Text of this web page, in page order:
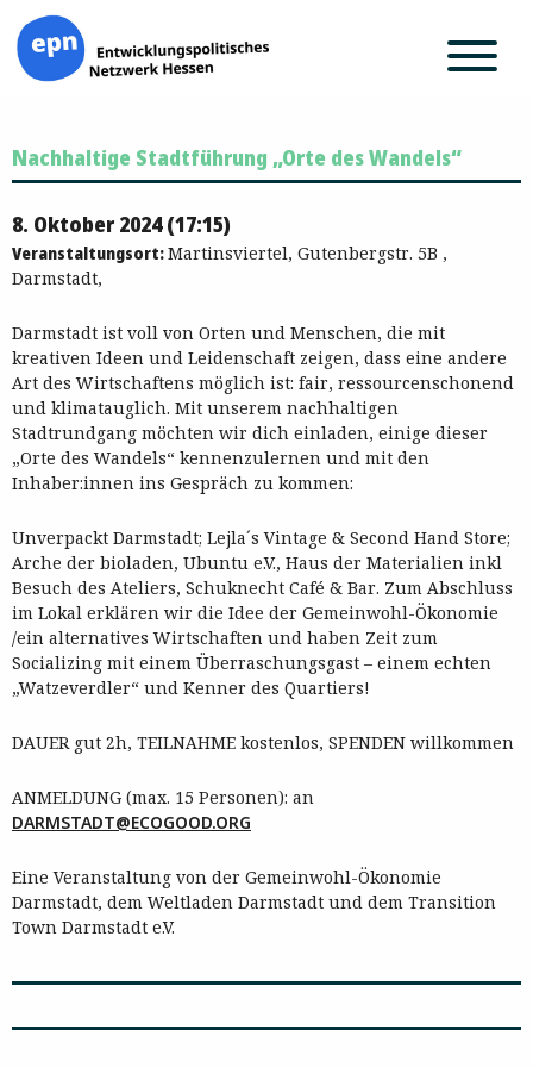
Inhalt
springen
Nachhaltige Stadtführung „Orte des Wandels“
8. Oktober 2024 (17:15)
Veranstaltungsort:Martinsviertel, Gutenbergstr. 5B ,
Darmstadt,
Darmstadt ist voll von Orten und Menschen, die mit
kreativen Ideen und Leidenschaft zeigen, dass eine andere
Art des Wirtschaftens möglich ist: fair, ressourcenschonend
und klimatauglich. Mit unserem nachhaltigen
Stadtrundgang möchten wir dich einladen, einige dieser
„Orte des Wandels“ kennenzulernen und mit den
Inhaber:innen ins Gespräch zu kommen:
Unverpackt Darmstadt; Lejla´s Vintage & Second Hand Store;
Arche der bioladen, Ubuntu e.V., Haus der Materialien inkl
Besuch des Ateliers, Schuknecht Café & Bar. Zum Abschluss
im Lokal erklären wir die Idee der Gemeinwohl-Ökonomie
/ein alternatives Wirtschaften und haben Zeit zum
Socializing mit einem Überraschungsgast – einem echten
„Watzeverdler“ und Kenner des Quartiers!
DAUER gut 2h, TEILNAHME kostenlos, SPENDEN willkommen
ANMELDUNG (max. 15 Personen): an
DARMSTADT@ECOGOOD.ORG
Eine Veranstaltung von der Gemeinwohl-Ökonomie
Darmstadt, dem Weltladen Darmstadt und dem Transition
Town Darmstadt e.V.